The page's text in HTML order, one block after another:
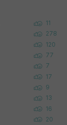
11
278
120
77
7
17
9
13
16
20